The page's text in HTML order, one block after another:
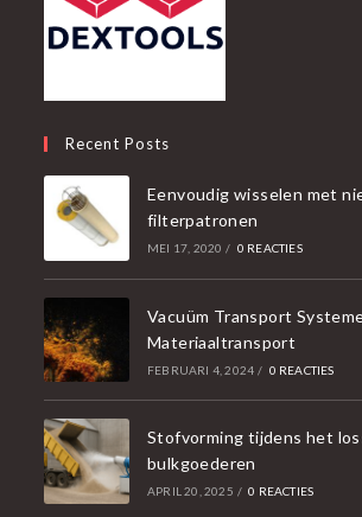
Recent Posts
Eenvoudig wisselen met
filterpatronen
MEI 17, 2020 / 0 REACTIES
Vacuüm Transport
Materiaaltransport
FEBRUARI 4, 2024 / 0 REACTIES
Stofvorming tijdens het
bulkgoederen
APRIL 20, 2025 / 0 REACTIES